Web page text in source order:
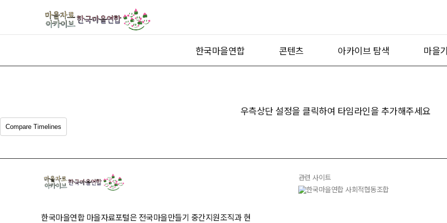
한국마을연합 콘텐츠 아카이브 탐색 마을
우측상단 설정을 클릭하여 타임라인을 추가해주세요
Compare Timelines
한국마을연합 마을자료포털은 전국마을만들기 중간지원조직과 현
관련 사이트